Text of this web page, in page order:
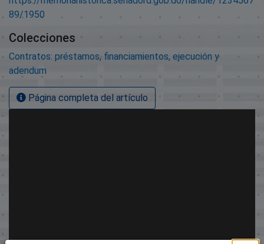
89/1950
Colecciones
Contratos: préstamos, financiamientos, ejecución y
adendum
Página completa del artículo